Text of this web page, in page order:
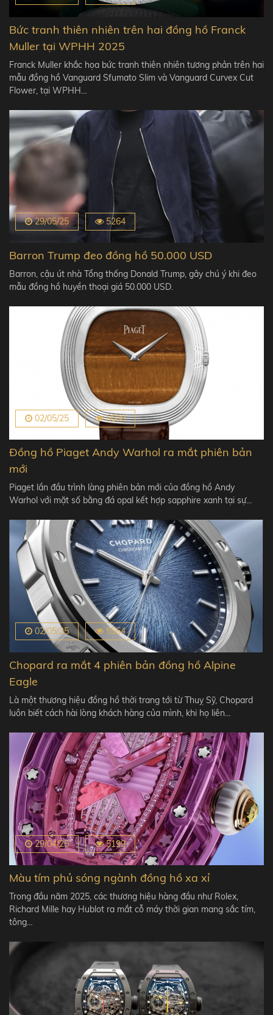
Bức tranh thiên nhiên trên hai đồng hồ Franck
Muller tại WPHH 2025
Franck Muller khắc họa bức tranh thiên nhiên tương phản trên hai
mẫu đồng hồ Vanguard Sfumato Slim và Vanguard Curvex Cut
Flower, tại WPHH…
29/05/25 5264
Barron Trump đeo đồng hồ 50.000 USD
Barron, cậu út nhà Tổng thống Donald Trump, gây chú ý khi đeo
mẫu đồng hồ huyền thoại giá 50.000 USD.
02/05/25 5608
Đồng hồ Piaget Andy Warhol ra mắt phiên bản
mới
Piaget lần đầu trình làng phiên bản mới của đồng hồ Andy
Warhol với mặt số bằng đá opal kết hợp sapphire xanh tại sự…
02/05/25 5564
Chopard ra mắt 4 phiên bản đồng hồ Alpine
Eagle
Là một thương hiệu đồng hồ thời trang tới từ Thuỵ Sỹ, Chopard
luôn biết cách hài lòng khách hàng của mình, khi họ liên…
29/04/25 5199
Màu tím phủ sóng ngành đồng hồ xa xỉ
Trong đầu năm 2025, các thương hiệu hàng đầu như Rolex,
Richard Mille hay Hublot ra mắt cỗ máy thời gian mang sắc tím,
tông…